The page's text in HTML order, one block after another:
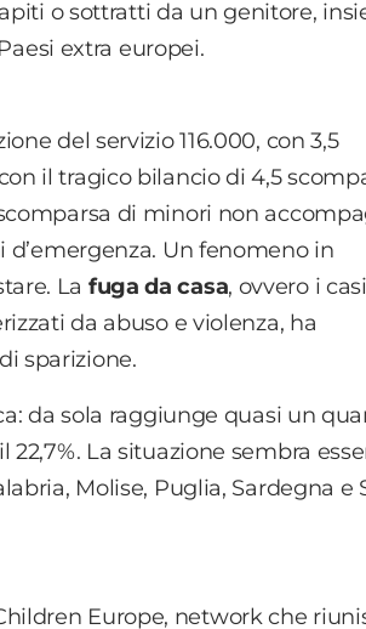
o sottratti da un genitore,
extra europei.
del servizio 116.000, con 3,5
il tragico bilancio di 4,5
di minori non
Un fenomeno in
La fuga da casa, ovvero i
da abuso e violenza, ha
sparizione.
da sola raggiunge quasi un
La situazione sembra
Molise, Puglia, Sardegna e
Europe, network che